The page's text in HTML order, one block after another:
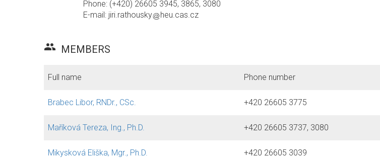
Phone: (+420) 26605 3945, 3865, 3080
E-mail: jiri.rathousky heu.cas.cz
group MEMBERS
Full name Phone number
Brabec Libor, RNDr., CSc. +420 26605 3775
Maříková Tereza, Ing., Ph.D. +420 26605 3737, 3080
Mikysková Eliška, Mgr., Ph.D. +420 26605 3039